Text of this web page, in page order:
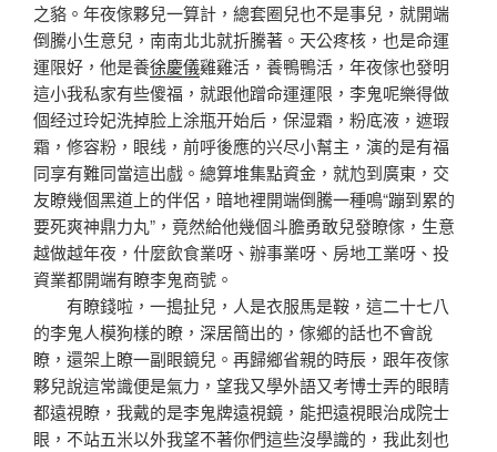
之貉。年夜傢夥兒一算計，總套圈兒也不是事兒，就開端
倒騰小生意兒，南南北北就折騰著。天公疼核，也是命運
運限好，他是養徐慶儀雞雞活，養鴨鴨活，年夜傢也發明
這小我私家有些傻福，就跟他蹭命運運限，李鬼呢樂得做
個经过玲妃洗掉脸上涂瓶开始后，保湿霜，粉底液，遮瑕
霜，修容粉，眼线，前呼後應的兴尽小幫主，演的是有福
同享有難同當這出戲。總算堆集點資金，就尥到廣東，交
友瞭幾個黑道上的伴侶，暗地裡開端倒騰一種鳴“蹦到累的
要死爽神鼎力丸”，竟然給他幾個斗膽勇敢兒發瞭傢，生意
越做越年夜，什麼飲食業呀、辦事業呀、房地工業呀、投
資業都開端有瞭李鬼商號。
有瞭錢啦，一搗扯兒，人是衣服馬是鞍，這二十七八
的李鬼人模狗樣的瞭，深居簡出的，傢鄉的話也不會說
瞭，還架上瞭一副眼鏡兒。再歸鄉省親的時辰，跟年夜傢
夥兒說這常識便是氣力，望我又學外語又考博士弄的眼睛
都遠視瞭，我戴的是李鬼牌遠視鏡，能把遠視眼治成院士
眼，不站五米以外我望不著你們這些沒學識的，我此刻也